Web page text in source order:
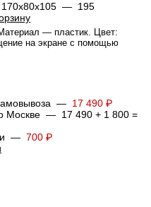
170x80x105 — 195
— пластик. Цвет:
на экране с помощью
— 17 490 ₽
Москве — 17 490 + 1 800 =
— 700 ₽